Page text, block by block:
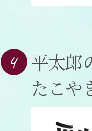
4 平太郎
たこや